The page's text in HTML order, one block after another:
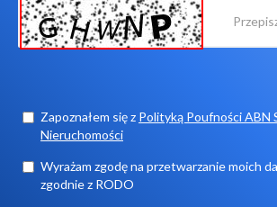
Zapoznałem się z Polityką Poufności ABN
Nieruchomości
Wyrażam zgodę na przetwarzanie moich
zgodnie z RODO